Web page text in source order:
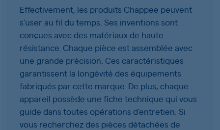
Effectivement, les produits Chappee peuvent
s’user au fil du temps. Ses inventions sont
conçues avec des matériaux de haute
résistance. Chaque pièce est assemblée avec
une grande précision. Ces caractéristiques
garantissent la longévité des équipements
fabriqués par cette marque. De plus, chaque
appareil possède une fiche technique qui vous
guide dans toutes opérations d’entretien. Si
vous recherchez des pièces détachées de